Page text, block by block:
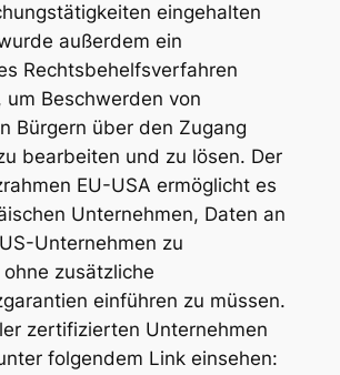
eingehalten
außerdem ein
Rechtsbehelfsverfahren
um Beschwerden von
Bürgern über den Zugang
bearbeiten und zu lösen. Der
EU-USA ermöglicht es
Unternehmen, Daten an
Unternehmen zu
zusätzliche
einführen zu müssen.
zertifizierten Unternehmen
folgendem Link einsehen: